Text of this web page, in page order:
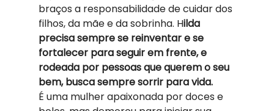
braços a responsabilidade de cuidar dos
filhos, da mãe e da sobrinha. Hilda
precisa sempre se reinventar e se
fortalecer para seguir em frente, e
rodeada por pessoas que querem o seu
bem, busca sempre sorrir para vida.
É uma mulher apaixonada por doces e